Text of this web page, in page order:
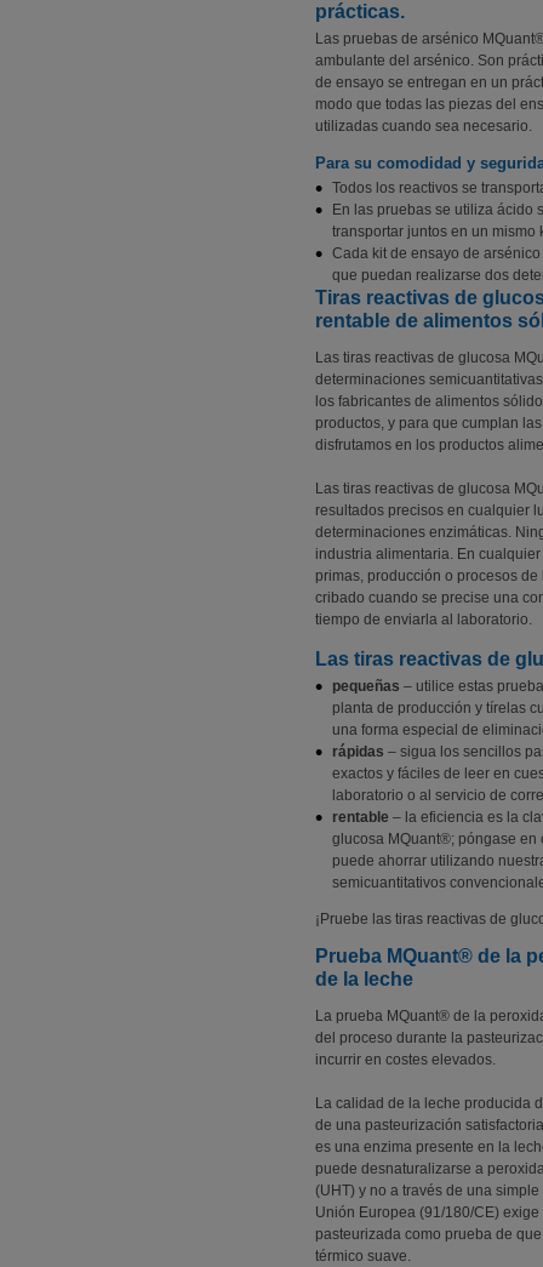
prácticas.
Las pruebas de arsénico
ambulante del arsénico. Son
de ensayo se entregan en un
modo que todas las piezas del
utilizadas cuando sea necesario.
Para su comodidad y
Todos los reactivos se
En las pruebas se utiliza ácido
transportar juntos en un mismo
Cada kit de ensayo de
que puedan realizarse dos
Tiras reactivas de
rentable de alimentos
Las tiras reactivas de glucosa
determinaciones
los fabricantes de alimentos
productos, y para que cumplan
disfrutamos en los productos
Las tiras reactivas de glucosa
resultados precisos en cualquier
determinaciones enzimáticas.
industria alimentaria. En
primas, producción o procesos
cribado cuando se precise una
tiempo de enviarla al laboratorio.
Las tiras reactivas de
pequeñas – utilice estas
planta de producción y tírelas
una forma especial de
rápidas – sigua los sencillos
exactos y fáciles de leer en
laboratorio o al servicio de
rentable – la eficiencia es la
glucosa MQuant®; póngase en
puede ahorrar utilizando
semicuantitativos
¡Pruebe las tiras reactivas de
Prueba MQuant® de la
de la leche
La prueba MQuant® de la
del proceso durante la
incurrir en costes elevados.
La calidad de la leche producida
de una pasteurización
es una enzima presente en la
puede desnaturalizarse a
(UHT) y no a través de una
Unión Europea (91/180/CE)
pasteurizada como prueba de
térmico suave.